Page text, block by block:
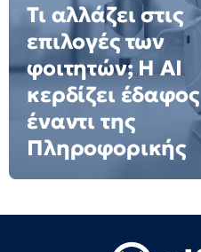
Τι αλλάζει στις
επιλογές των
φοιτητών; Η AI
κερδίζει έδαφος
έναντι της
Πληροφορικής